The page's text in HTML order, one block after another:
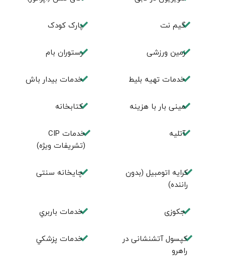
گیم نت پارک کودک
زمین ورزشی رستوران بام
خدمات تهيه بليط خدمات بیدار باش
مینی بار با هزینه كتابخانه
آتلیه
خدمات CIP
(تشریفات ویژه)
کرایه اتومبیل (بدون
راننده)
چايخانه سنتی
جكوزی خدمات باربري
کپسول آتشنشانی در
راهرو
خدمات پزشكي